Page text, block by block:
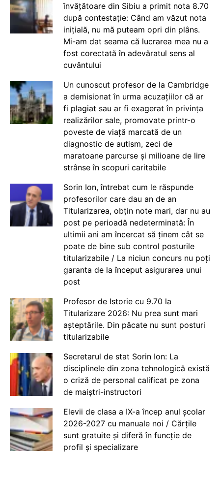
învățătoare din Sibiu a primit nota 8.70
după contestație: Când am văzut nota
inițială, nu mă puteam opri din plâns.
Mi-am dat seama că lucrarea mea nu a
fost corectată în adevăratul sens al
cuvântului
Un cunoscut profesor de la Cambridge
a demisionat în urma acuzațiilor că ar
fi plagiat sau ar fi exagerat în privința
realizărilor sale, promovate printr-o
poveste de viață marcată de un
diagnostic de autism, zeci de
maratoane parcurse și milioane de lire
strânse în scopuri caritabile
Sorin Ion, întrebat cum le răspunde
profesorilor care dau an de an
Titularizarea, obțin note mari, dar nu au
post pe perioadă nedeterminată: În
ultimii ani am încercat să ținem cât se
poate de bine sub control posturile
titularizabile / La niciun concurs nu poți
garanta de la început asigurarea unui
post
Profesor de Istorie cu 9.70 la
Titularizare 2026: Nu prea sunt mari
așteptările. Din păcate nu sunt posturi
titularizabile
Secretarul de stat Sorin Ion: La
disciplinele din zona tehnologică există
o criză de personal calificat pe zona
de maiștri-instructori
Elevii de clasa a IX-a încep anul școlar
2026-2027 cu manuale noi / Cărțile
sunt gratuite și diferă în funcție de
profil și specializare